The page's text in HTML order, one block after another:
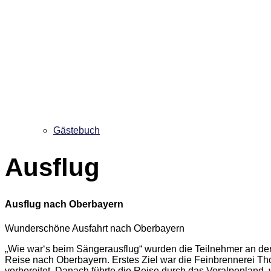
Gästebuch
Ausflug
Ausflug nach Oberbayern
Wunderschöne Ausfahrt nach Oberbayern
„Wie war‘s beim Sängerausflug“ wurden die Teilnehmer an
Reise nach Oberbayern. Erstes Ziel war die Feinbrennerei